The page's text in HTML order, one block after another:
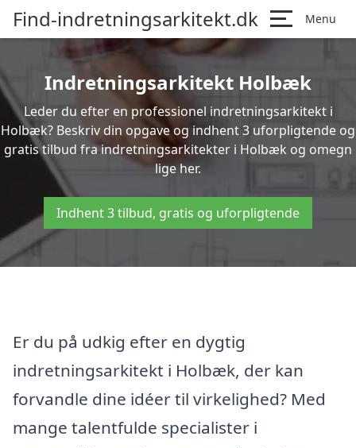
Find-indretningsarkitekt.dk Menu
Indretningsarkitekt Holbæk
Leder du efter en professionel indretningsarkitekt i
Holbæk? Beskriv din opgave og indhent 3 uforpligtende og
gratis tilbud fra indretningsarkitekter i Holbæk og omegn
lige her.
Indhent 3 tilbud, gratis og uforpligtende
Er du på udkig efter en dygtig
indretningsarkitekt i Holbæk, der kan
forvandle dine idéer til virkelighed? Med
mange talentfulde specialister i